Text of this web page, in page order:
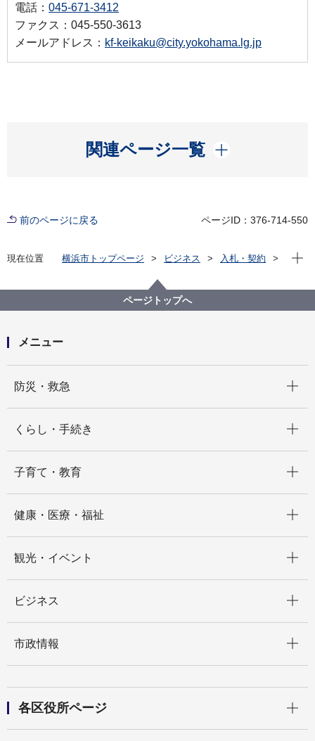
電話： 045-671-3412
ファクス：045-550-3613
メールアドレス： kf-keikaku@city.yokohama.lg.jp
関連ページ一覧
開く
前のページに戻る ページID：376-714-550
現在位置 横浜市トップページ ビジネス
入札・契約
【終了しました】【公募型プロポーザル】第10期横浜
市高齢者保健福祉計画・介護保険事業計画・認知症施
現在
ページトップへ
メニュー
防災・救急
くらし・手続き
子育て・教育
健康・医療・福祉
観光・イベント
ビジネス
市政情報
各区役所ページ